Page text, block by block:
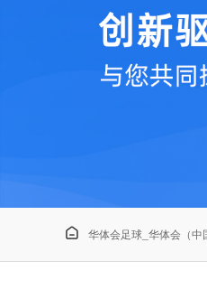
 华体会足球_华体会（中